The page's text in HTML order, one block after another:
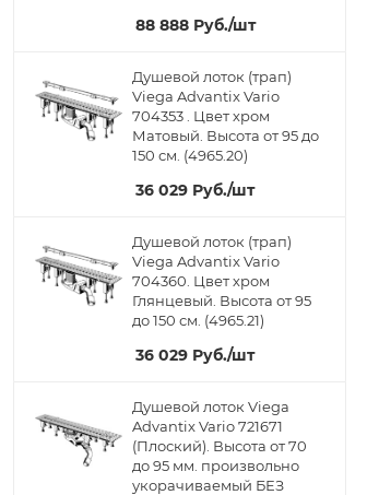
88 888 Руб./шт
Душевой лоток (трап)
Viega Advantix Vario
704353 . Цвет хром
Матовый. Высота от 95 до
150 см. (4965.20)
36 029 Руб./шт
Душевой лоток (трап)
Viega Advantix Vario
704360. Цвет хром
Глянцевый. Высота от 95
до 150 см. (4965.21)
36 029 Руб./шт
Душевой лоток Viega
Advantix Vario 721671
(Плоский). Высота от 70
до 95 мм. произвольно
укорачиваемый БЕЗ